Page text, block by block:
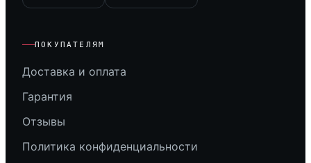
ПОКУПАТЕЛЯМ
Доставка и оплата
Гарантия
Отзывы
Политика конфиденциальности